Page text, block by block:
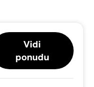
Vidi
ponudu